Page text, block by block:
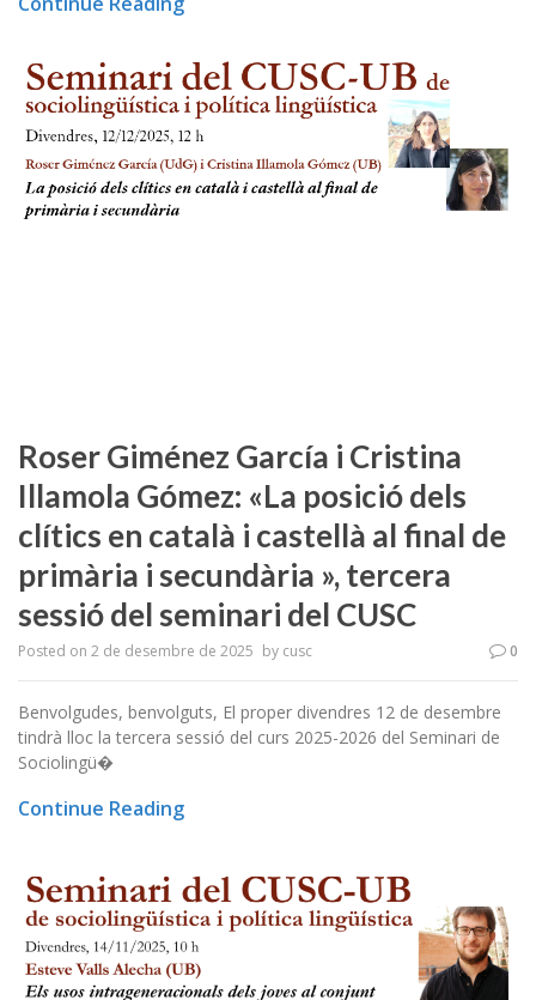
Roser Giménez García i Cristina
Illamola Gómez: «La posició dels
clítics en català i castellà al final de
primària i secundària », tercera
sessió del seminari del CUSC
Posted on 2 de desembre de 2025 by cusc 0
Benvolgudes, benvolguts, El proper divendres 12 de desembre
tindrà lloc la tercera sessió del curs 2025-2026 del Seminari de
Sociolingü�
Continue Reading